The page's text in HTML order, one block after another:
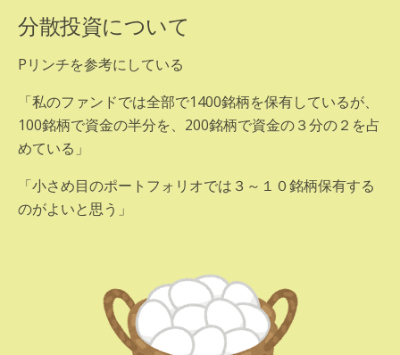
分散投資について
Pリンチを参考にしている
「私のファンドでは全部で1400銘柄を保有しているが、
100銘柄で資金の半分を、200銘柄で資金の３分の２を占
めている」
「小さめ目のポートフォリオでは３～１０銘柄保有する
のがよいと思う」